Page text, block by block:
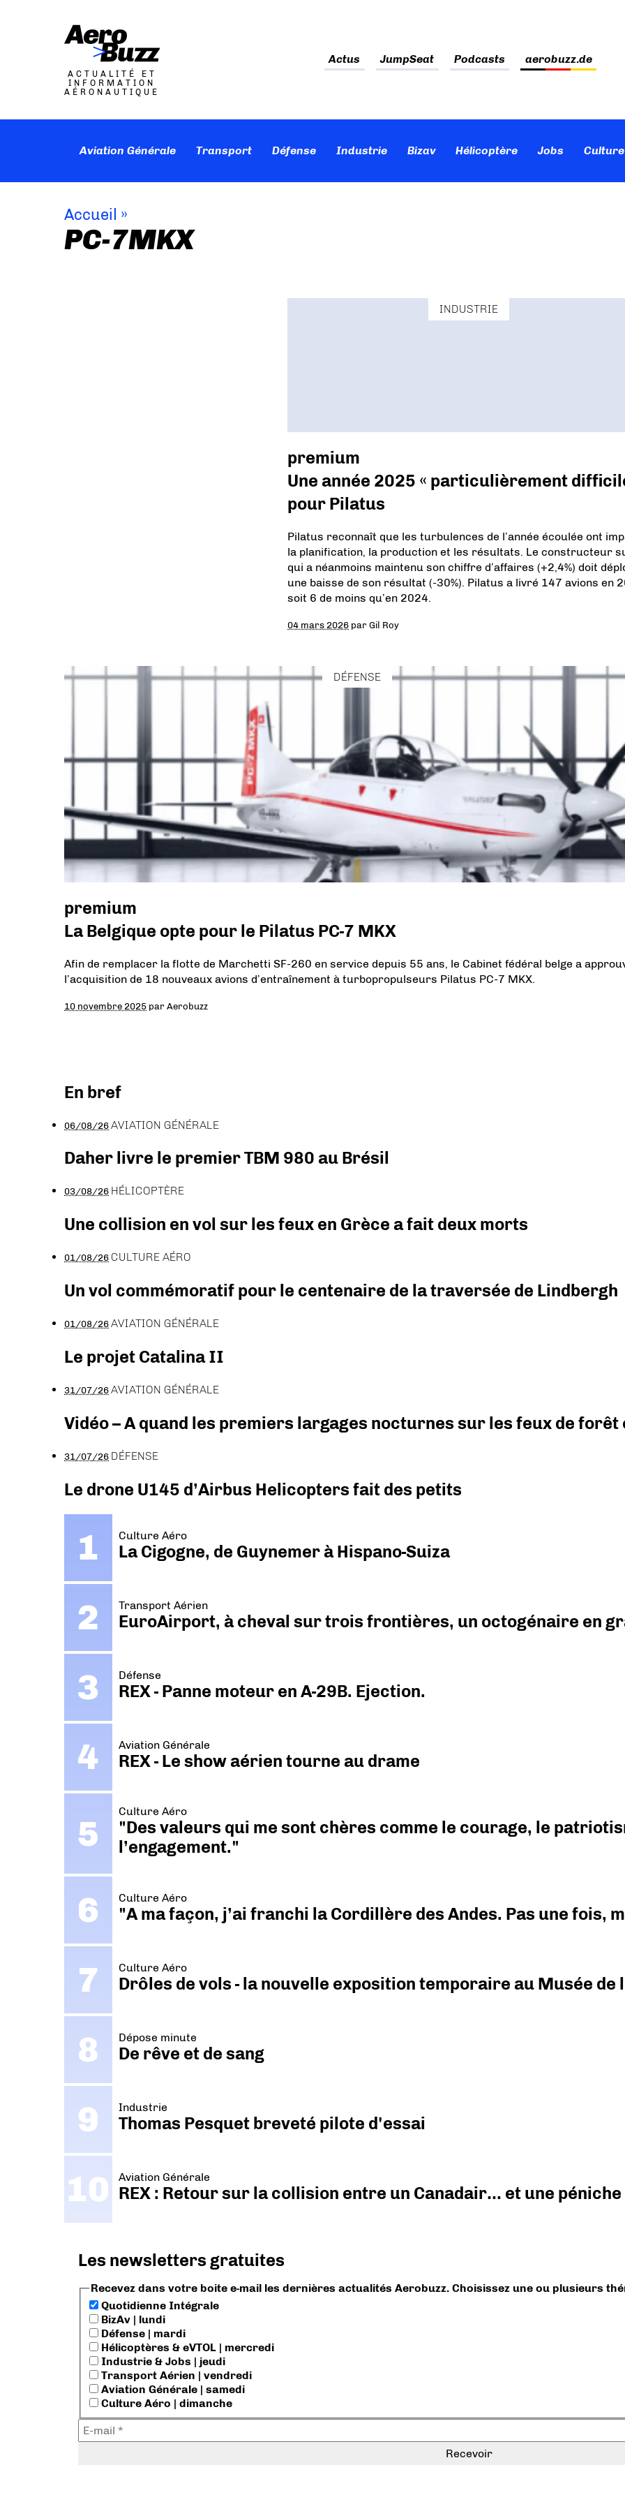
ACTUALITÉ ET
INFORMATION
AÉRONAUTIQUE
Actus JumpSeat Podcasts aerobuzz.de
Aviation Générale Transport Défense Industrie Bizav Hélicoptère Jobs
Accueil »
PC-7MKX
INDUSTRIE
premium
Une année 2025 « particulièrement
pour Pilatus
Pilatus reconnaît que les turbulences de l’année écoulée ont
la planification, la production et les résultats. Le constructeur
qui a néanmoins maintenu son chiffre d’affaires (+2,4%) doit
une baisse de son résultat (-30%). Pilatus a livré 147 avions en
soit 6 de moins qu’en 2024.
04 mars 2026 parGil Roy
DÉFENSE
premium
La Belgique opte pour le Pilatus PC-7 MKX
Afin de remplacer la flotte de Marchetti SF-260 en service depuis 55 ans, le Cabinet fédéral belge a
l’acquisition de 18 nouveaux avions d’entraînement à turbopropulseurs Pilatus PC-7 MKX.
10 novembre 2025 parAerobuzz
En bref
06/08/26AVIATION GÉNÉRALE
Daher livre le premier TBM 980 au Brésil
03/08/26 HÉLICOPTÈRE
Une collision en vol sur les feux en Grèce a fait deux morts
01/08/26 CULTURE AÉRO
Un vol commémoratif pour le centenaire de la traversée de Lindbergh
01/08/26AVIATION GÉNÉRALE
Le projet Catalina II
31/07/26AVIATION GÉNÉRALE
Vidéo – A quand les premiers largages nocturnes sur les feux de forêt
31/07/26 DÉFENSE
Le drone U145 d’Airbus Helicopters fait des petits
Culture Aéro
La Cigogne, de Guynemer à Hispano-Suiza
Transport Aérien
EuroAirport, à cheval sur trois frontières, un octogénaire en
Défense
REX - Panne moteur en A-29B. Ejection.
Aviation Générale
REX - Le show aérien tourne au drame
Culture Aéro
"Des valeurs qui me sont chères comme le courage, le
l’engagement."
Culture Aéro
"A ma façon, j’ai franchi la Cordillère des Andes. Pas une fois,
Culture Aéro
Drôles de vols - la nouvelle exposition temporaire au Musée de
Dépose minute
De rêve et de sang
Industrie
Thomas Pesquet breveté pilote d'essai
Aviation Générale
REX : Retour sur la collision entre un Canadair… et une péniche
Les newsletters gratuites
Recevez dans votre boite e-mail les dernières actualités Aerobuzz. Choisissez une ou plusieurs
Quotidienne Intégrale
BizAv | lundi
Défense | mardi
Hélicoptères & eVTOL | mercredi
Industrie & Jobs | jeudi
Transport Aérien | vendredi
Aviation Générale | samedi
Culture Aéro | dimanche